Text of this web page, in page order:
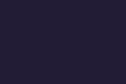
de acceso
puedas realizar